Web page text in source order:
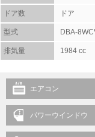
ドア数 ドア
型式 DBA-
排気量 1984 cc
エアコン
パワーウインドウ